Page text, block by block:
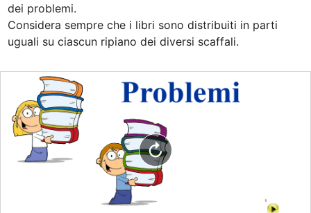
dei problemi.
Considera sempre che i libri sono distribuiti in parti
uguali su ciascun ripiano dei diversi scaffali.